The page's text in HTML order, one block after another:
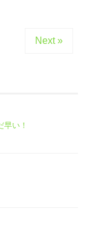
Next »
早い！